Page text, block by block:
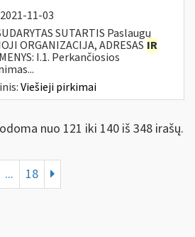
2021-11-03
SUTARTIS Paslaugų
ORGANIZACIJA, ADRESAS IR
I.1. Perkančiosios
Viešieji pirkimai
nuo 121 iki 140 iš 348 irašų.
... 18